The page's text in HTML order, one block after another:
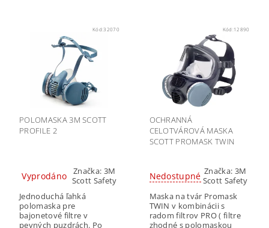
Kód:32070
POLOMASKA 3M SCOTT
PROFILE 2
Vyprodáno Značka: 3M
Scott Safety
Jednoduchá ľahká
polomaska pre
bajonetové filtre v
pevných puzdrách. Po
Kód: 12890
OCHRANNÁ
CELOTVÁROVÁ MASKA
SCOTT PROMASK TWIN
Nedostupné Značka: 3M
Scott Safety
Maska na tvár Promask
TWIN v kombinácii s
radom filtrov PRO ( filtre
zhodné s polomaskou